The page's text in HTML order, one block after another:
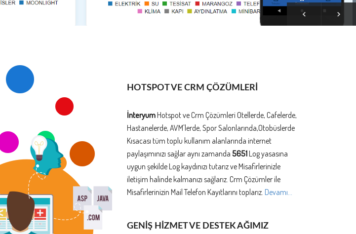
HOTSPOT VE CRM ÇÖZÜMLERİ
İnteryumHotspot ve Crm Çözümleri Otellerde, Cafelerde,
Hastanelerde, AVM'lerde, Spor Salonlarında,Otobüslerde
Kısacası tüm toplu kullanım alanlarında internet
paylaşımınızı sağlar aynı zamanda 5651Log yasasına
uygun şekilde Log kaydınızı tutarız ve Misafirlerinizle
iletişim halinde kalmanızı sağlarız. Crm Çözümler ile
Misafirlerinizin Mail Telefon Kayıtlarını toplarız. Devamı...
GENİŞ HİZMET VE DESTEK AĞIMIZ